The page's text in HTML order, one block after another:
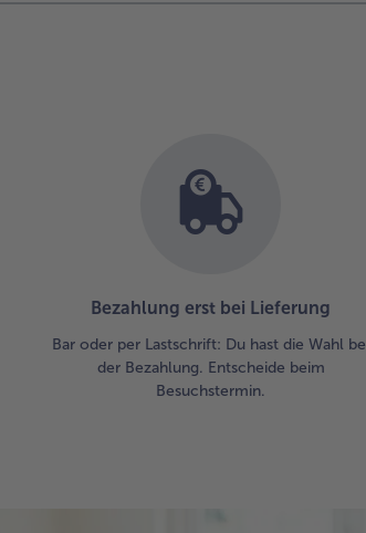
Bezahlung erst bei Lieferung
Bar oder per Lastschrift: Du hast die Wahl
der Bezahlung. Entscheide beim
Besuchstermin.